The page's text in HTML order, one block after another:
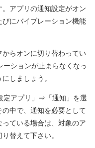
アプリの通知設定がオン
にバイブレーション機能
らオンに切り替わってい
ーションが止まらなくなっ
しましょう。
定アプリ」⇒「通知」を選
中で、通知を必要として
ている場合は、対象のア
替えて下さい。